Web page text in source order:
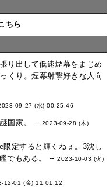
ちら
り出して低速煙幕をまじめ
くり。煙幕射撃好きな人向
09-27 (水) 00:25:46
国家。 -- 2023-09-28 (木)
定すると輝くねぇ。3沈し
でもある。 --2023-10-03 (火)
12-01 (金) 11:01:12